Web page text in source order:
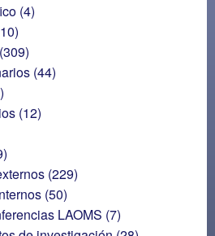
(4)
(309)
(44)
(12)
(229)
(50)
LAOMS (7)